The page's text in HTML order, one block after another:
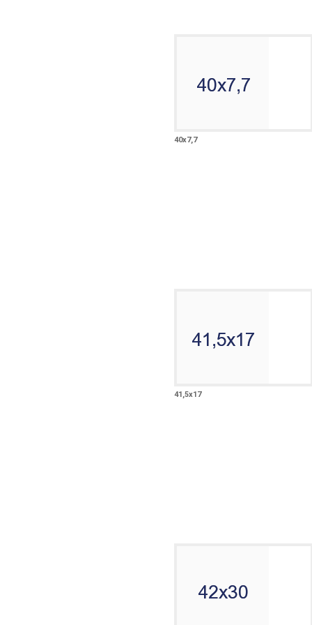
40х7,7
41,5х17